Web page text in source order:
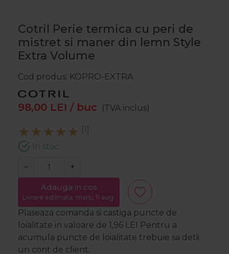
Cotril Perie termica cu peri de
mistret si maner din lemn Style
Extra Volume
Cod produs KOPRO-EXTRA
98,00 LEI / buc (TVA inclus)
[1]
In stoc
− +
Adauga in cos
Livrare estimata: marți, 11 aug.
Plaseaza comanda si castiga puncte de
loialitate in valoare de 1,96 LEI Pentru a
acumula puncte de loialitate trebuie sa detii
un cont de client.